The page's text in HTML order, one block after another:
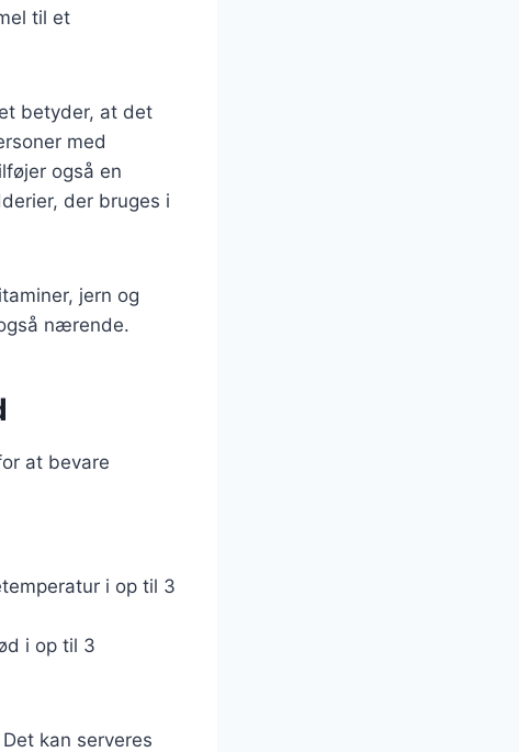
til et
betyder, at det
med
også en
der bruges i
jern og
nærende.
at bevare
i op til 3
i op til 3
kan serveres